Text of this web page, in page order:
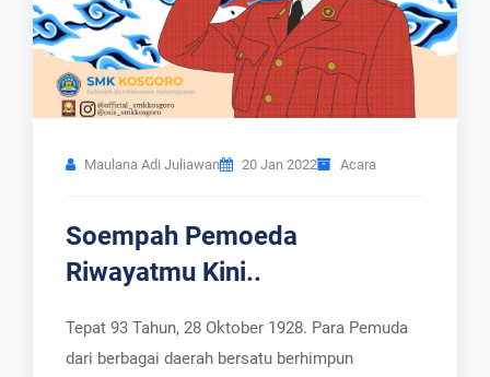
Maulana Adi Juliawan 20 Jan 2022 Acara
Soempah Pemoeda
Riwayatmu Kini..
Tepat 93 Tahun, 28 Oktober 1928. Para Pemuda
dari berbagai daerah bersatu berhimpun